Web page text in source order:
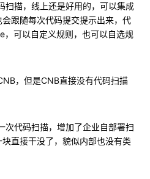
扫描，线上还是好用的，可以集成
跟随每次代码提交提示出来，代
可以自定义规则，也可以自选规
，但是CNB直接没有代码扫描
次代码扫描，增加了企业自部署扫
直接干没了，貌似内部也没有类